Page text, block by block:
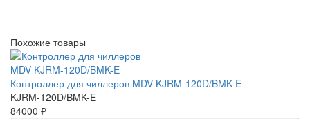
Похожие товары
Контроллер для чиллеров MDV KJRM-120D/BMK-E
KJRM-120D/BMK-E
84000 ₽